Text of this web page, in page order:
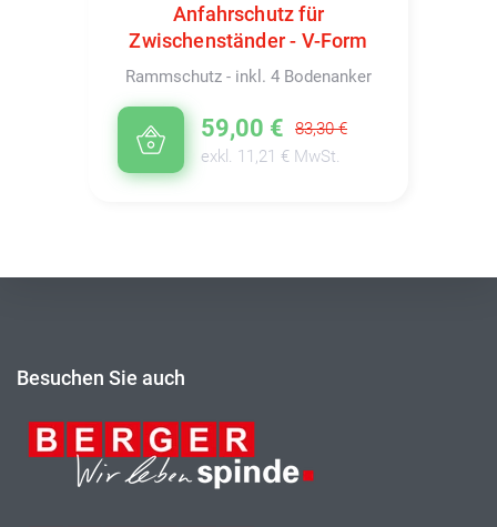
Anfahrschutz für
Zwischenständer - V-Form
Rammschutz - inkl. 4 Bodenanker
59,00 €
83,30 €
exkl. 11,21 € MwSt.
Besuchen Sie auch